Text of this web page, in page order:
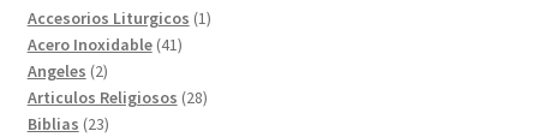
Accesorios Liturgicos 11
Acero Inoxidable 4141
Angeles 22
productos
Articulos Religiosos 2828
Biblias 2323